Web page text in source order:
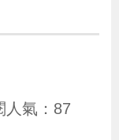
人氣：87